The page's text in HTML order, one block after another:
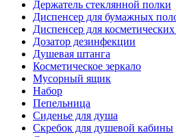
Держатель стеклянной полки
Диспенсер для бумажных
Диспенсер для
Дозатор дезинфекции
Душевая штанга
Косметическое зеркало
Мусорный ящик
Набор
Пепельница
Сиденье для душа
Скребок для душевой кабины